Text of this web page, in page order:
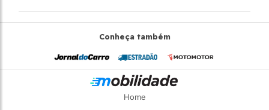
Conheça também
Home